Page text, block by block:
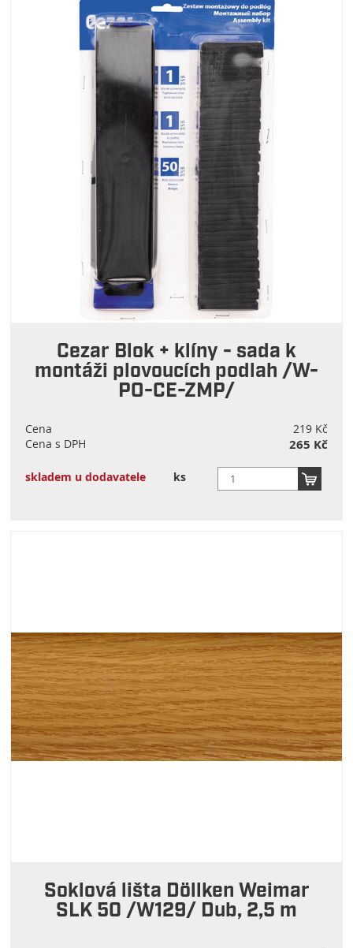
Cezar Blok + klíny - sada k
montáži plovoucích podlah /W-
PO-CE-ZMP/
Cena
219 Kč
Cena s DPH
265 Kč
skladem u dodavatele ks
Soklová lišta Döllken Weimar
SLK 50 /W129/ Dub, 2,5 m